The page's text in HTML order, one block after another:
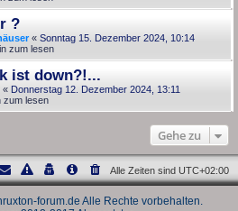
?
« Sonntag 15. Dezember 2024, 10:14
zum lesen
ist down?!...
« Donnerstag 12. Dezember 2024, 13:11
zum lesen
Gehe zu
Alle Zeiten sind UTC+02:00
forum.de Alle Rechte vorbehalten.